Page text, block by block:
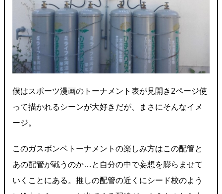
僕はスポーツ漫画のトーナメント表が見開き2ページ使
って描かれるシーンが大好きだが、まさにそんなイメ
ージ。
このガスボンベトーナメントの楽しみ方はこの配管と
あの配管が戦うのか…と自分の中で妄想を膨らませて
いくことにある。推しの配管の近くにシード校のよう